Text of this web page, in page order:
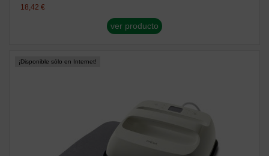
18,42 €
ver producto
¡Disponible sólo en Internet!